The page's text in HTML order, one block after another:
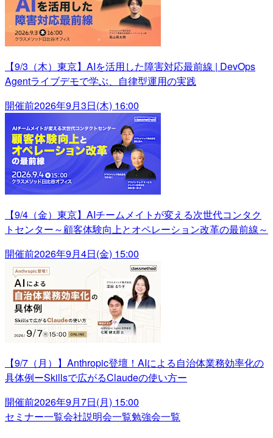
【9/3（木）東京】AIを活用した障害対応最前線 | DevOps
Agentライブデモで学ぶ、自律型運用の実践
開催前2026年9月3日(木) 16:00
【9/4（金）東京】AIチームメイトが変える次世代コンタク
トセンター～顧客体験向上とオペレーション改革の最前線～
開催前2026年9月4日(金) 15:00
【9/7（月）】Anthropic登壇！AIによる自治体業務効率化の
具体例ーSkillsで広がるClaudeの使い方ー
開催前2026年9月7日(月) 15:00
セミナー一覧会社説明会一覧勉強会一覧